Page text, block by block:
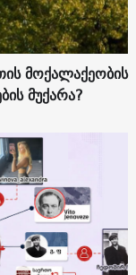
მოქალაქეობის
მუქარა?